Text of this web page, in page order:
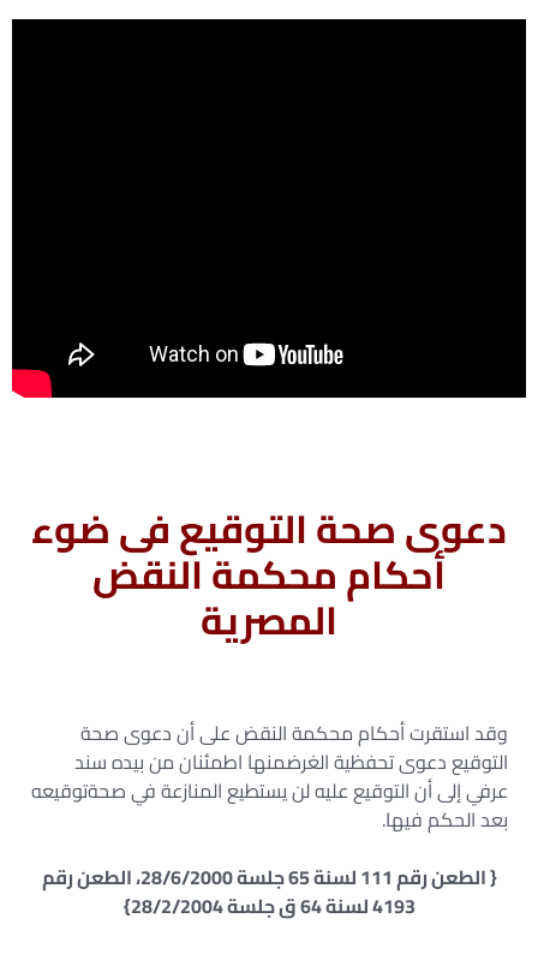
دعوى صحة التوقيع فى ضوء
أحكام محكمة النقض
المصرية
وقد استقرت أحكام محكمة النقض على أن دعوى صحة
التوقيع دعوى تحفظية الغرضمنها اطمئنان من بيده سند
عرفي إلى أن التوقيع عليه لن يستطيع المنازعة في صحةتوقيعه
بعد الحكم فيها.
{ الطعن رقم 111 لسنة 65 جلسة 28/6/2000، الطعن رقم
4193 لسنة 64 ق جلسة 28/2/2004}